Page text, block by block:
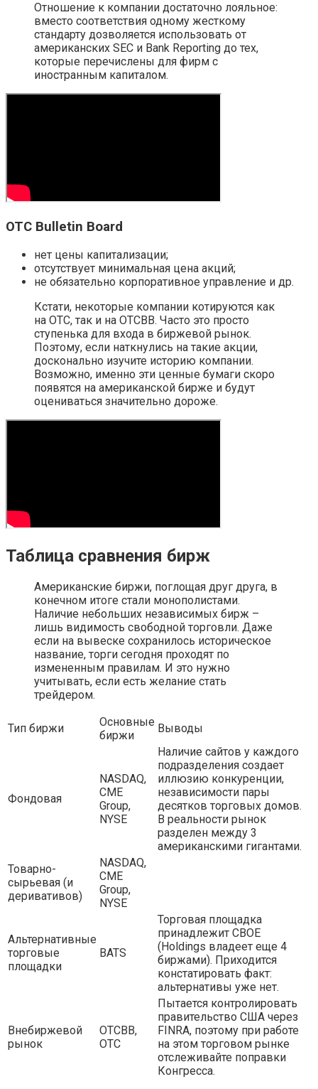
Отношение к компании достаточно лояльное:
вместо соответствия одному жесткому
стандарту дозволяется использовать от
американских SEC и Bank Reporting до тех,
которые перечислены для фирм с
иностранным капиталом.
OTC Bulletin Board
нет цены капитализации;
отсутствует минимальная цена акций;
не обязательно корпоративное управление и др.
Кстати, некоторые компании котируются как
на OTC, так и на OTCBB. Часто это просто
ступенька для входа в биржевой рынок.
Поэтому, если наткнулись на такие акции,
досконально изучите историю компании.
Возможно, именно эти ценные бумаги скоро
появятся на американской бирже и будут
оцениваться значительно дороже.
Таблица сравнения бирж
Американские биржи, поглощая друг друга, в
конечном итоге стали монополистами.
Наличие небольших независимых бирж –
лишь видимость свободной торговли. Даже
если на вывеске сохранилось историческое
название, торги сегодня проходят по
измененным правилам. И это нужно
учитывать, если есть желание стать
трейдером.
Тип биржи
Основные
биржи
Выводы
Фондовая
NASDAQ,
CME
Group,
NYSE
Наличие сайтов у каждого
подразделения создает
иллюзию конкуренции,
независимости пары
десятков торговых домов.
В реальности рынок
разделен между 3
американскими гигантами.
Товарно-
сырьевая (и
деривативов)
NASDAQ,
CME
Group,
NYSE
Альтернативные
торговые
площадки
BATS
Торговая площадка
принадлежит CBOE
(Holdings владеет еще 4
биржами). Приходится
констатировать факт:
альтернативы уже нет.
Внебиржевой
рынок
OTCBB,
OTC
Пытается контролировать
правительство США через
FINRA, поэтому при работе
на этом торговом рынке
отслеживайте поправки
Конгресса.